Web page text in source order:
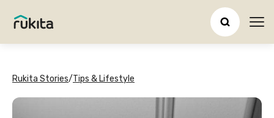
Rukita Stories/Tips & Lifestyle